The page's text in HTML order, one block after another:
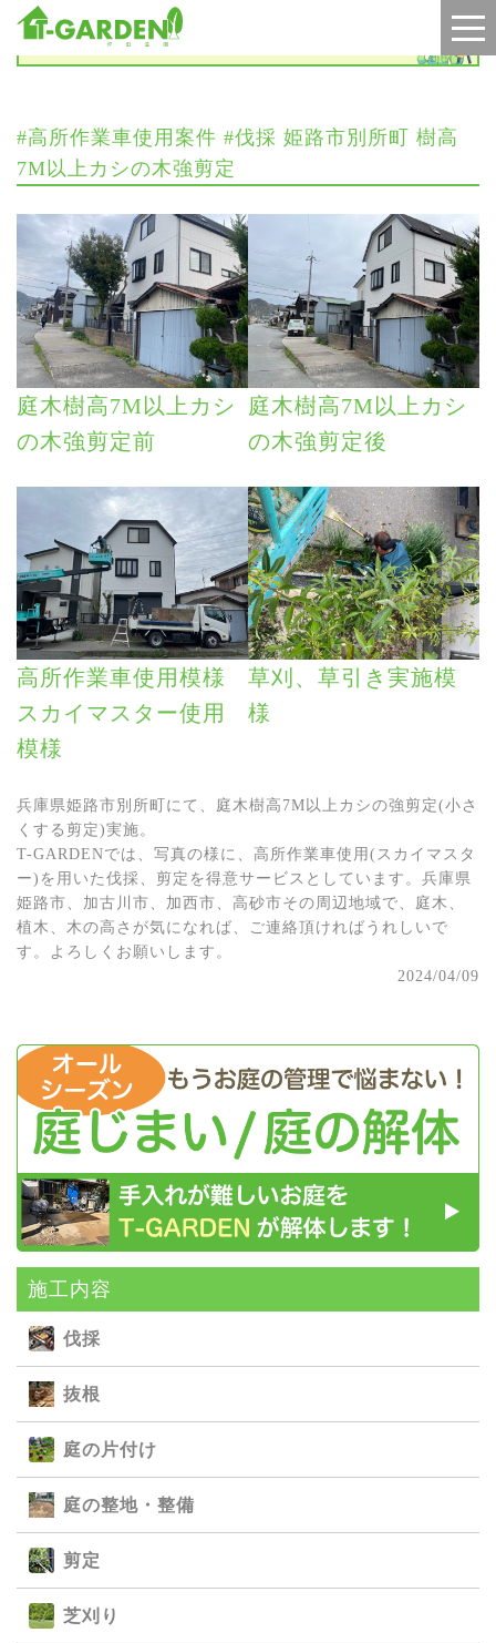
施工実績
施⼯内容
伐採
抜根
庭の⽚付け
庭の整地・整備
剪定
芝刈り
#高所作業車使用案件 #伐採 姫路市別所町 樹高
7M以上カシの木強剪定
庭木樹高7M以上カシ
の木強剪定前
庭木樹高7M以上カシ
の木強剪定後
高所作業車使用模様
スカイマスター使用
模様
草刈、草引き実施模
様
兵庫県姫路市別所町にて、庭木樹高7M以上カシの強剪定(小さ
くする剪定)実施。
T-GARDENでは、写真の様に、高所作業車使用(スカイマスタ
ー)を用いた伐採、剪定を得意サービスとしています。兵庫県
姫路市、加古川市、加西市、高砂市その周辺地域で、庭木、
植木、木の高さが気になれば、ご連絡頂ければうれしいで
す。よろしくお願いします。
2024/04/09